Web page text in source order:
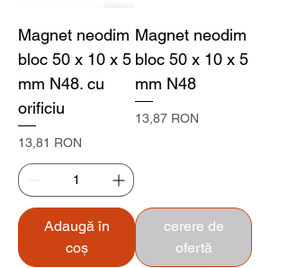
Magnet neodim
bloc 50 x 10 x 5
mm N48. cu
orificiu
Preț
13,81 RON
Adaugă în
coș
Magnet neodim
bloc 50 x 10 x 5
mm N48
Preț
13,87 RON
cerere de
ofertă